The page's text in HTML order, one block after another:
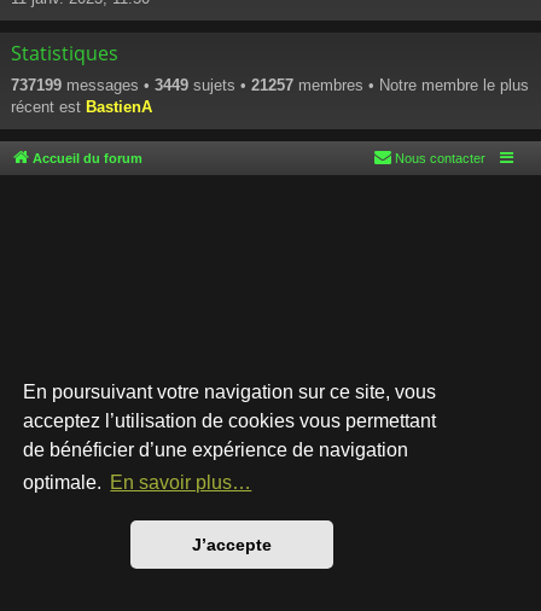
En poursuivant votre navigation sur ce site, vous
acceptez l’utilisation de cookies vous permettant
de bénéficier d’une expérience de navigation
optimale. En savoir plus…
J’accepte
Statistiques
737199 messages • 3449 sujets • 21257 membres • Notre membre le plus
récent est BastienA
Accueil du forum Nous contacter
Développé parphpBB® Forum Software © phpBB Limited
Style par
Traduction française officielle